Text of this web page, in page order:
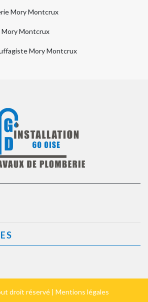
Mory Montcrux
Montcrux
Mory Montcrux
droit réservé | Mentions légales